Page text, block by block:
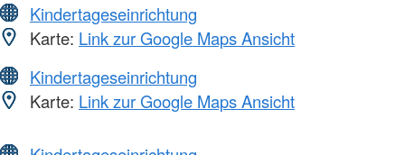
Kindertageseinrichtung
Karte: Link zur Google Maps Ansicht
Kindertageseinrichtung
Karte: Link zur Google Maps Ansicht